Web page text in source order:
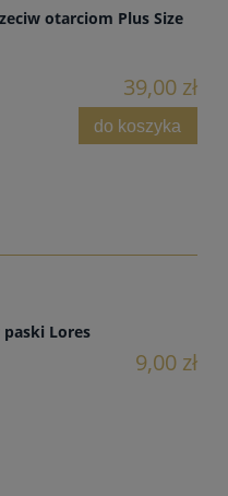
otarciom Plus Size
39,00 zł
do koszyka
paski Lores
9,00 zł